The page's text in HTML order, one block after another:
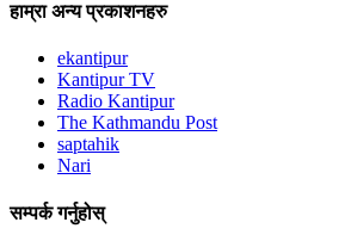
हाम्रा अन्य प्रकाशनहरु
ekantipur
Kantipur TV
Radio Kantipur
The Kathmandu Post
saptahik
Nari
सम्पर्क गर्नुहोस्